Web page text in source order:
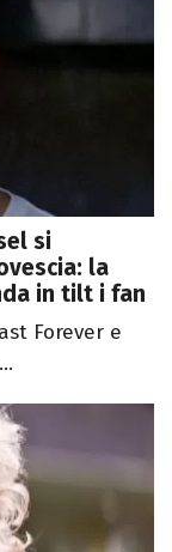
si
la
in tilt i fan
Forever e